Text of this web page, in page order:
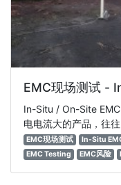
EMC现场测试 -
In-Situ / On-Site
电电流大的产品，往往
EMC现场测试 In-Situ
EMC Testing
EMC风险